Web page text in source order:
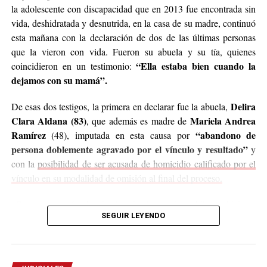
Ramírez junto al defensor oficial Miguel Ángel Varela.
“Una nena encerrada que llora”
de cercanía con la niña. Primero declaróHilda Margot
Da Silveira, quien residía en una de las viviendas
contiguas a la casa donde Ramírez vivía junto a su
pareja, su hija Belén y su hija más pequeña Micaela.
contigua también residía una niña con discapacidad.
“Yo no supe que esa nena (por Belén) estaba ahí. Lo
supe cuando mi hija, que jugaba con la hija de la dueña,
la adolescente con discapacidad que en 2013 fue encontrada sin
vida, deshidratada y desnutrida, en la casa de su madre, continuó
esta mañana con la declaración de dos de las últimas personas
que la vieron con vida. Fueron su abuela y su tía, quienes
coincidieron en un testimonio:“Ella estaba bien cuando la
dejamos con su mamá”.
De esas dos testigos, la primera en declarar fue la abuela, Delira
Clara Aldana (83), que además es madre de Mariela Andrea
Ramírez(48), imputada en esta causa por “abandono de
persona doblemente agravado por el vínculo y resultado”y
con laposibilidad de ser acusada de homicidio calificado por el
“Como su mamá trabajaba, los abuelos y mi otra hija nos hicimos
cargo de Belén desde que nació. Ella vivió más tiempo con
casa.Ella era nuestra vida y nuestros ojos”, contó Aldana ante la
mirada de su hija, sentada a solo 1 metro suyo pero con la
SEGUIR LEYENDO